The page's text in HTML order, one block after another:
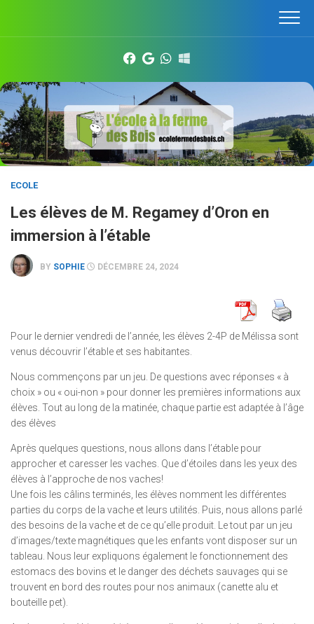
content
ECOLE
Les élèves de M. Regamey d’Oron en
immersion à l’étable
BY SOPHIE DÉCEMBRE 24, 2024
Pour le dernier vendredi de l’année, les élèves 2-4P de Mélissa sont
venus découvrir l’étable et ses habitantes.
Nous commençons par un jeu. De questions avec réponses « à
choix » ou « oui-non » pour donner les premières informations aux
élèves. Tout au long de la matinée, chaque partie est adaptée à l’âge
des élèves
Après quelques questions, nous allons dans l’étable pour
approcher et caresser les vaches. Que d’étoiles dans les yeux des
élèves à l’approche de nos vaches!
Une fois les câlins terminés, les élèves nomment les différentes
parties du corps de la vache et leurs utilités. Puis, nous allons parlé
des besoins de la vache et de ce qu’elle produit. Le tout par un jeu
d’images/texte magnétiques que les enfants vont disposer sur un
tableau. Nous leur expliquons également le fonctionnement des
estomacs des bovins et le danger des déchets sauvages qui se
trouvent en bord des routes pour nos animaux (canette alu et
bouteille pet).